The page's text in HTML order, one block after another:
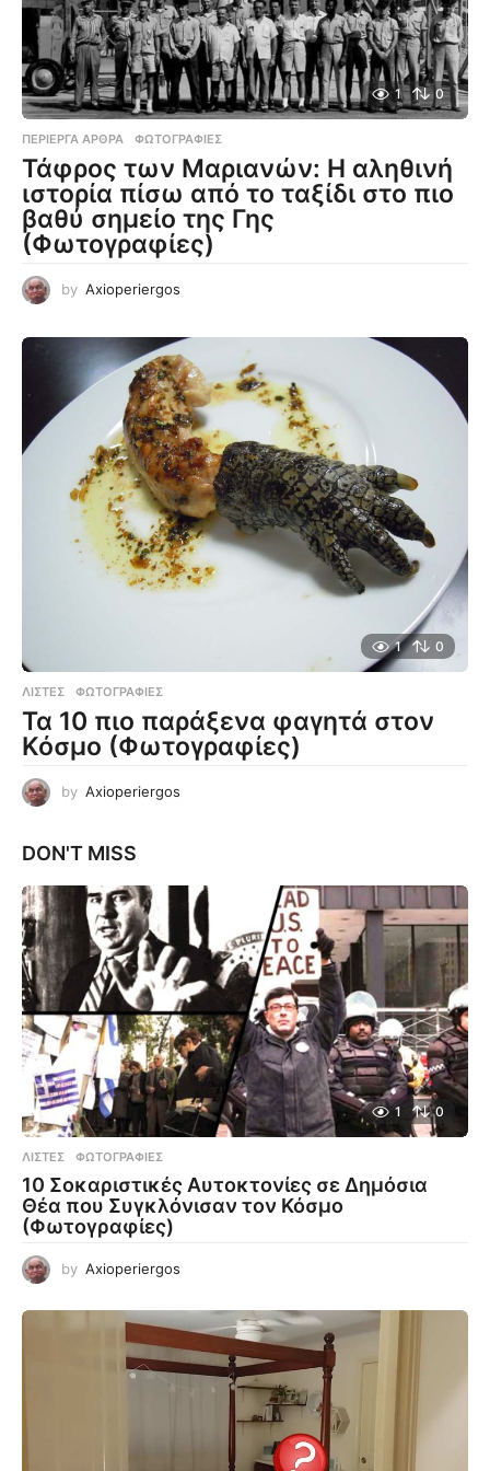
1 0
ΠΕΡΊΕΡΓΑ ΆΡΘΡΑ ,ΦΩΤΟΓΡΑΦΊΕΣ
Τάφρος των Μαριανών: Η αληθινή
ιστορία πίσω από το ταξίδι στο πιο
βαθύ σημείο της Γης
(Φωτογραφίες)
by Axioperiergos
1 0
ΛΊΣΤΕΣ ,ΦΩΤΟΓΡΑΦΊΕΣ
Τα 10 πιο παράξενα φαγητά στον
Κόσμο (Φωτογραφίες)
by Axioperiergos
DON'T MISS
1 0
ΛΊΣΤΕΣ ,ΦΩΤΟΓΡΑΦΊΕΣ
10 Σοκαριστικές Αυτοκτονίες σε Δημόσια
Θέα που Συγκλόνισαν τον Κόσμο
(Φωτογραφίες)
by Axioperiergos